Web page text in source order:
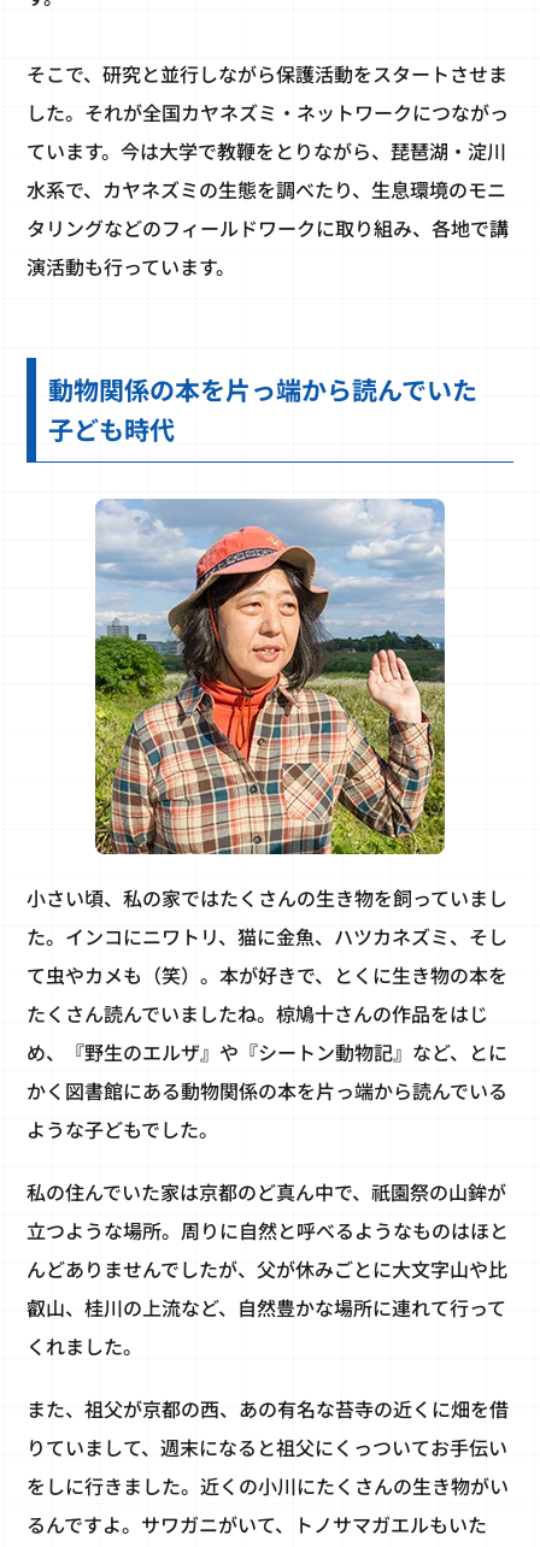
そこで、研究と並行しながら保護活動をスタートさせま
した。それが全国カヤネズミ・ネットワークにつながっ
ています。今は大学で教鞭をとりながら、琵琶湖・淀川
水系で、カヤネズミの生態を調べたり、生息環境のモニ
タリングなどのフィールドワークに取り組み、各地で講
演活動も行っています。
動物関係の本を片っ端から読んでいた
子ども時代
小さい頃、私の家ではたくさんの生き物を飼っていまし
た。インコにニワトリ、猫に金魚、ハツカネズミ、そし
て虫やカメも（笑）。本が好きで、とくに生き物の本を
たくさん読んでいましたね。椋鳩十さんの作品をはじ
め、『野生のエルザ』や『シートン動物記』など、とに
かく図書館にある動物関係の本を片っ端から読んでいる
ような子どもでした。
私の住んでいた家は京都のど真ん中で、祇園祭の山鉾が
立つような場所。周りに自然と呼べるようなものはほと
んどありませんでしたが、父が休みごとに大文字山や比
叡山、桂川の上流など、自然豊かな場所に連れて行って
くれました。
また、祖父が京都の西、あの有名な苔寺の近くに畑を借
りていまして、週末になると祖父にくっついてお手伝い
をしに行きました。近くの小川にたくさんの生き物がい
るんですよ。サワガニがいて、トノサマガエルもいた